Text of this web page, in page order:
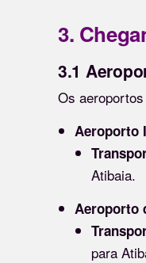
3.
3.1
Os
Aeroporto
Atibaia.
Aeroporto
para